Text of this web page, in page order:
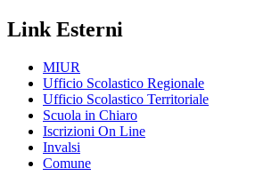
Link Esterni
MIUR
Ufficio Scolastico Regionale
Ufficio Scolastico Territoriale
Scuola in Chiaro
Iscrizioni On Line
Invalsi
Comune